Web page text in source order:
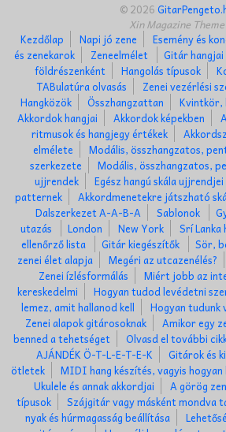
© 2026
Xin Magazine Theme
Kezdőlap
Napi jó zene Esemény és
és zenekarok
Zeneelmélet Gitár hangjai
földrészenként
Hangolás típusok
TABulatúra olvasás
Zenei vezérlési
Hangközök
Összhangzattan
Akkordok hangjai
Akkordok képekben
ritmusok és hangjegy értékek
elmélete
Modális, összhangzatos,
szerkezete
Modális, összhangzatos,
ujjrendek
Egész hangú skála ujjrendjei
patternek
Akkordmenetekre játszható
Dalszerkezet A-A-B-A
Sablonok
utazás
London New York Srí Lanka
ellenőrző lista
Gitár kiegészítők
Sör,
zenei élet alapja
Megéri az utcazenélés?
Zenei ízlésformálás
Miért jobb az
kereskedelmi
Hogyan tudod levédetni
lemez, amit hallanod kell
Hogyan tudunk
Zenei alapok gitárosoknak
Amikor egy
benned a tehetséget
Olvasd el további
AJÁNDÉK Ö-T-L-E-T-E-K
Gitárok és
ötletek
MIDI hang készítés, vagyis
Ukulele és annak akkordjai
A görög
típusok
Szájgitár vagy másként mondva
nyak és húrmagasság beállítása